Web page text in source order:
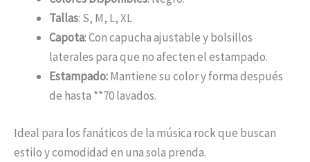
Tallas: S, M, L, XL
Capota: Con capucha ajustable y bolsillos
laterales para que no afecten el estampado.
Estampado:Mantiene su color y forma después
de hasta **70 lavados.
Ideal para los fanáticos de la música rock que buscan
estilo y comodidad en una sola prenda.